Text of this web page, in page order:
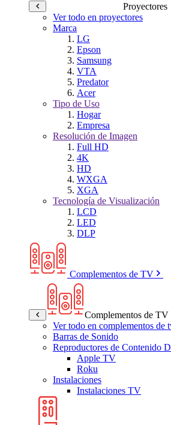
Proyectores
Ver todo en proyectores
Marca
LG
Epson
Samsung
VTA
Predator
Acer
Tipo de Uso
Hogar
Empresa
Resolución de Imagen
Full HD
4K
HD
WXGA
XGA
Tecnología de Visualización
LCD
LED
DLP
Complementos de TV
Complementos de TV
Ver todo en complementos de
Barras de Sonido
Reproductores de Contenido
Apple TV
Roku
Instalaciones
Instalaciones TV